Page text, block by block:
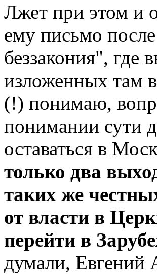
Лжет при этом и
ему письмо
беззакония", где
изложенных там
(!) понимаю,
понимании сути
оставаться в
только два
таких же
от власти в
перейти в
думали, Евгений